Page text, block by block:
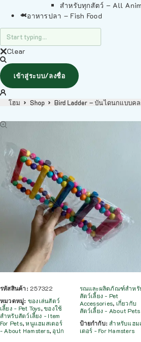
สำหรับทุกสัตว์ – All
อาหารปลา – Fish Food
Clear
เข้าสู่ระบบ/ลงชื่อ
โฮม Shop Bird Ladder – บันไดนกแบบ
รหัสสินค้า: 257322
หมวดหมู่: ของเล่นสัตว์
เลี้ยง - Pet Toys,ของใช้
สำหรับสัตว์เลี้ยง - Item
For Pets,หนูแฮมสเตอร์
- About Hamsters, อุปก
รณและผลิตภัณฑ์สำหรั
สัตว์เลี้ยง - Pet
Accessories, เกี่ยวกับ
สัตว์เลี้ยง - About Pets
ป้ายกำกับ:สำหรับแฮม
เตอร์ - For Hamsters